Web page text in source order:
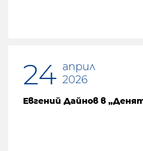
24 април
2026
Евгений Дайнов в